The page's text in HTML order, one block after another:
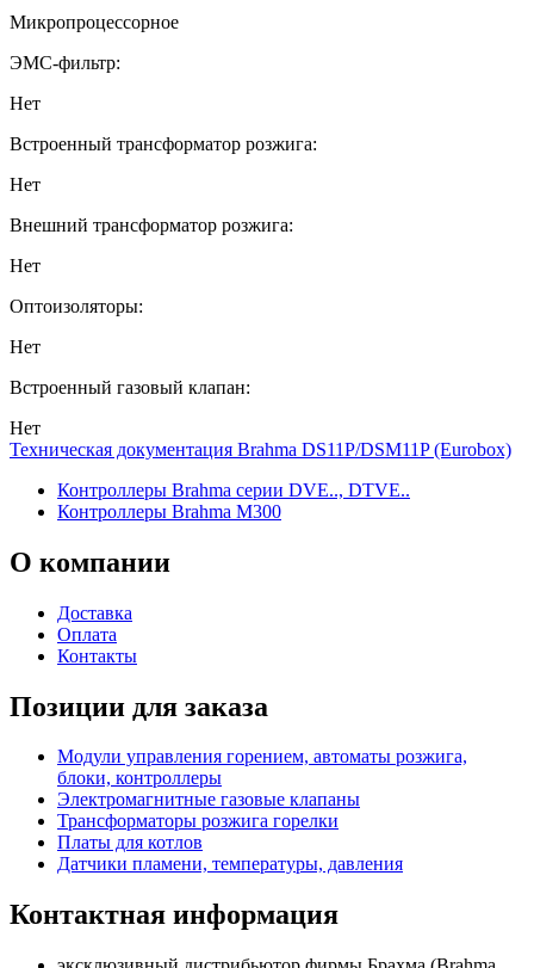
Микропроцессорное
ЭМС-фильтр:
Нет
Встроенный трансформатор розжига:
Нет
Внешний трансформатор розжига:
Нет
Оптоизоляторы:
Нет
Встроенный газовый клапан:
Нет
Техническая документация Brahma DS11P/DSM11P (Eurobox)
Контроллеры Brahma серии DVE.., DTVE..
Контроллеры Brahma M300
О компании
Доставка
Оплата
Контакты
Позиции для заказа
Модули управления горением, автоматы розжига,
блоки, контроллеры
Электромагнитные газовые клапаны
Трансформаторы розжига горелки
Платы для котлов
Датчики пламени, температуры, давления
Контактная информация